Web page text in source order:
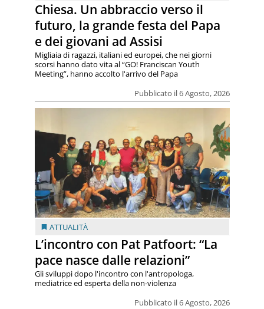
Chiesa. Un abbraccio verso il
futuro, la grande festa del Papa
e dei giovani ad Assisi
Pubblicato il 6 Agosto, 2026
Migliaia di ragazzi, italiani ed europei, che nei giorni
scorsi hanno dato vita al “GO! Franciscan Youth
Meeting”, hanno accolto l'arrivo del Papa
ATTUALITÀ
L’incontro con Pat Patfoort: “La
pace nasce dalle relazioni”
Pubblicato il 6 Agosto, 2026
Gli sviluppi dopo l'incontro con l'antropologa,
mediatrice ed esperta della non-violenza